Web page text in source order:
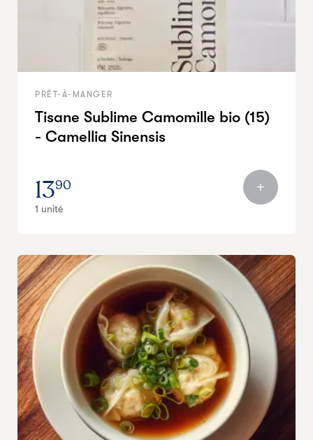
PRÊT-À-MANGER
Tisane Sublime Camomille bio (15)
- Camellia Sinensis
1390
1 unité